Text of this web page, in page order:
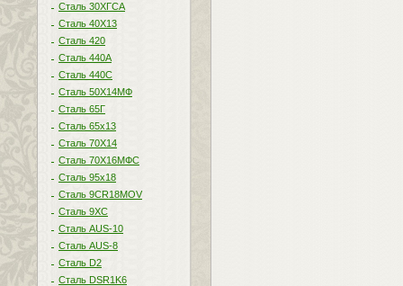
Сталь 30ХГСА
Сталь 40Х13
Сталь 420
Сталь 440A
Сталь 440С
Сталь 50Х14МФ
Сталь 65Г
Сталь 65х13
Сталь 70Х14
Сталь 70Х16МФС
Сталь 95х18
Сталь 9CR18MOV
Сталь 9ХС
Сталь AUS-10
Сталь AUS-8
Сталь D2
Сталь DSR1K6